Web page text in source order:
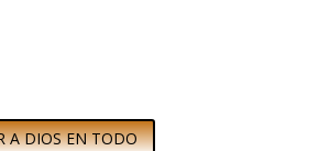
A DIOS EN TODO